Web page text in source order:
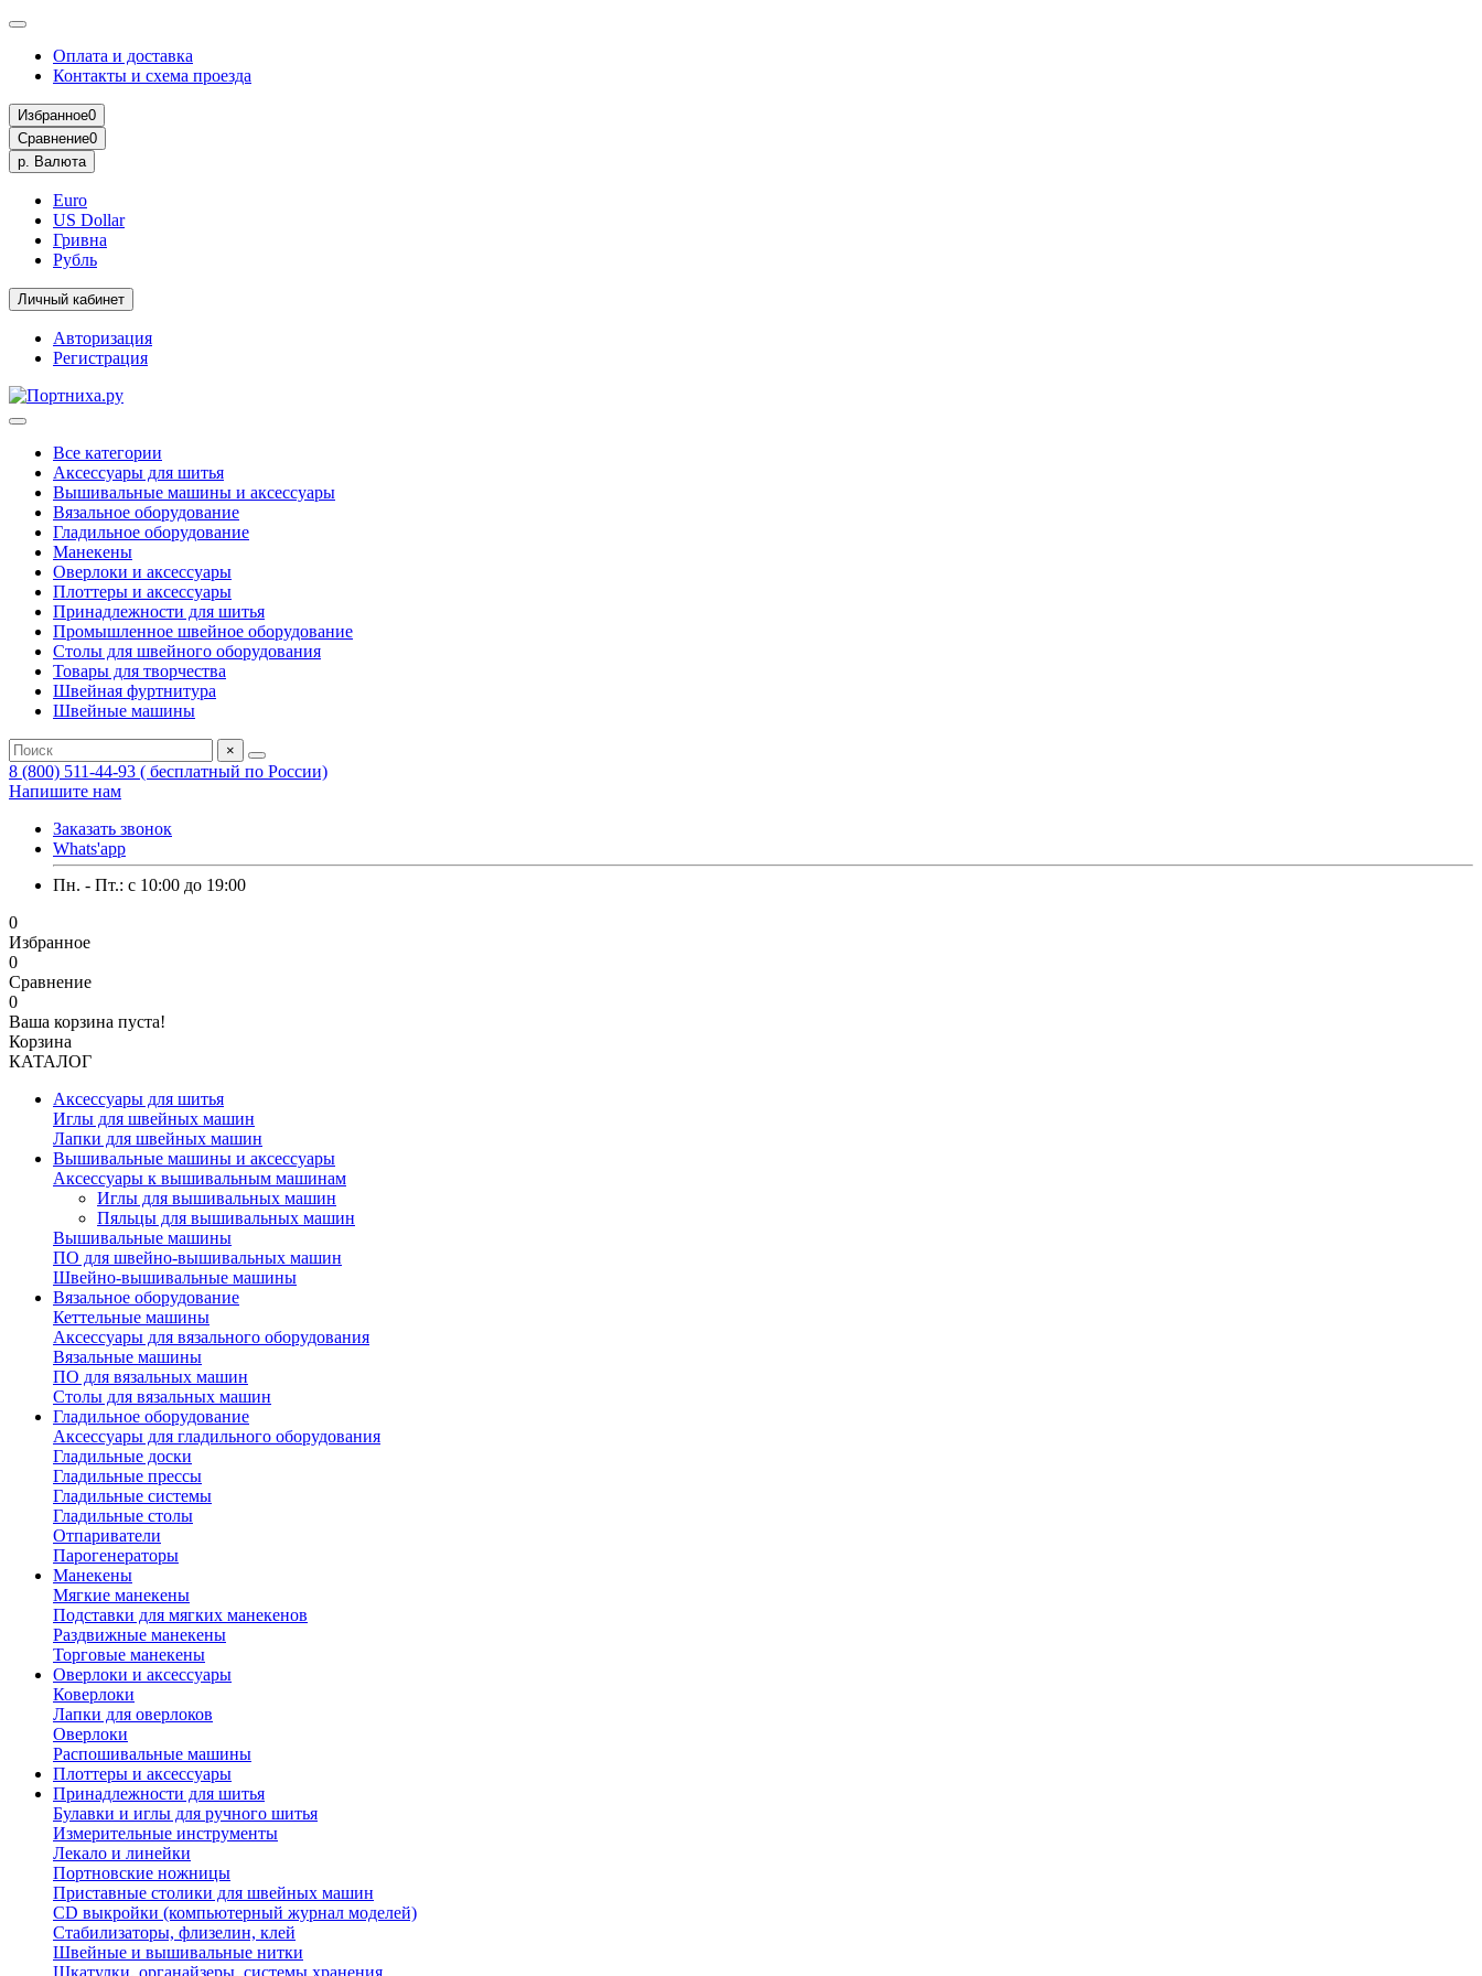
Оплата и доставка
Контакты и схема проезда
Избранное0
Сравнение0
р. Валюта
Euro
US Dollar
Гривна
Рубль
Личный кабинет
Авторизация
Регистрация
Все категории
Аксессуары для шитья
Вышивальные машины и аксессуары
Вязальное оборудование
Гладильное оборудование
Манекены
Оверлоки и аксессуары
Плоттеры и аксессуары
Принадлежности для шитья
Промышленное швейное оборудование
Столы для швейного оборудования
Товары для творчества
Швейная фуртнитура
Швейные машины
×
8 (800) 511-44-93 ( бесплатный по России)
Напишите нам
Заказать звонок
Whats'app
Пн. - Пт.: c 10:00 до 19:00
0
Избранное
0
Сравнение
0
Ваша корзина пуста!
Корзина
КАТАЛОГ
Аксессуары для шитья
Иглы для швейных машин
Лапки для швейных машин
Вышивальные машины и аксессуары
Аксессуары к вышивальным машинам
Иглы для вышивальных машин
Пяльцы для вышивальных машин
Вышивальные машины
ПО для швейно-вышивальных машин
Швейно-вышивальные машины
Вязальное оборудование
Кеттельные машины
Аксессуары для вязального оборудования
Вязальные машины
ПО для вязальных машин
Столы для вязальных машин
Гладильное оборудование
Аксессуары для гладильного оборудования
Гладильные доски
Гладильные прессы
Гладильные системы
Гладильные столы
Отпариватели
Парогенераторы
Манекены
Мягкие манекены
Подставки для мягких манекенов
Раздвижные манекены
Торговые манекены
Оверлоки и аксессуары
Коверлоки
Лапки для оверлоков
Оверлоки
Распошивальные машины
Плоттеры и аксессуары
Принадлежности для шитья
Булавки и иглы для ручного шитья
Измерительные инструменты
Лекало и линейки
Портновские ножницы
Приставные столики для швейных машин
СD выкройки (компьютерный журнал моделей)
Стабилизаторы, флизелин, клей
Швейные и вышивальные нитки
Шкатулки, органайзеры, системы хранения